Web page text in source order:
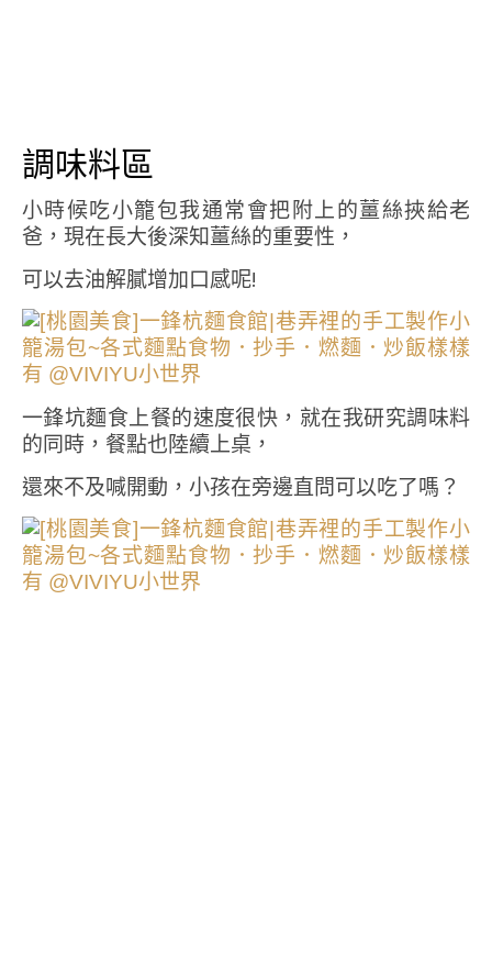
調味料區
小時候吃小籠包我通常會把附上的薑絲挾給老
爸，現在長大後深知薑絲的重要性，
可以去油解膩增加口感呢!
一鋒坑麵食上餐的速度很快，就在我研究調味料
的同時，餐點也陸續上桌，
還來不及喊開動，小孩在旁邊直問可以吃了嗎？